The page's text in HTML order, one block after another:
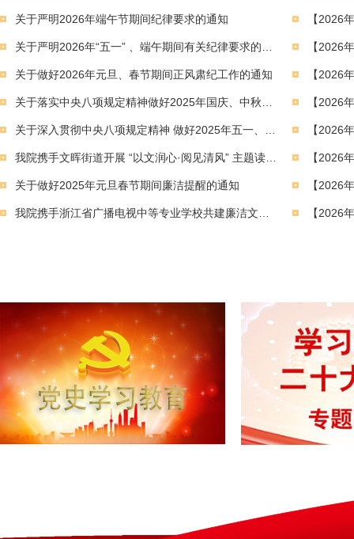
关于严明2026年端午节期间纪律要求的通知
关于做好2026年元旦、春节期间正风肃纪工作的通知
关于做好2025年元旦春节期间廉洁提醒的通知